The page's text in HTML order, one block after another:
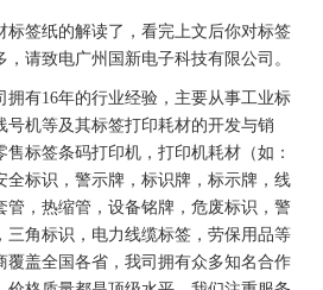
标签纸的解读了，看完上文后你对标签
，请致电广州 国新电子科技有限公司。
拥有16年的行业经验，主要从事工业标
号机等及其标签打印耗材的开发与销
售标签条码打印机 ， 打印机耗材（如：
全标识， 警示牌 ， 标识牌 ， 标示牌 ，线
管，热缩管，设备铭牌， 危废标识 ，警
三角标识，电力线缆标签 ，劳保用品等
覆盖全国各省，我司拥有众多知名合作